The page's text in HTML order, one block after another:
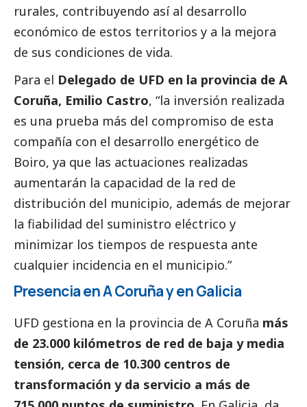
rurales, contribuyendo así al desarrollo
económico de estos territorios y a la mejora
de sus condiciones de vida.
Para el Delegado de UFD en la provincia de A
Coruña, Emilio Castro, “la inversión realizada
es una prueba más del compromiso de esta
compañía con el desarrollo energético de
Boiro, ya que las actuaciones realizadas
aumentarán la capacidad de la red de
distribución del municipio, además de mejorar
la fiabilidad del suministro eléctrico y
minimizar los tiempos de respuesta ante
cualquier incidencia en el municipio.”
Presencia en A Coruña y en Galicia
UFD gestiona en la provincia de A Coruña más
de 23.000 kilómetros de red de baja y media
tensión, cerca de 10.300 centros de
transformación y da servicio a más de